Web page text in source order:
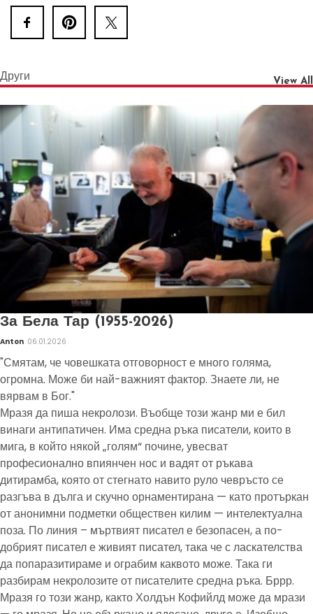
Други View All
За Бела Тар (1955-2026)
Anton 06.01.2026
"Смятам, че човешката отговорност е много голяма,
огромна. Може би най-важният фактор. Знаете ли, не
вярвам в Бог."
Мразя да пиша некролози. Въобще този жанр ми е бил
винаги антипатичен. Има средна ръка писатели, които в
мига, в който някой „голям“ почине, увесват
професионално впиянчен нос и вадят от ръкава
дитирамба, която от стегнато навито руло чевръсто се
разгъва в дълга и скучно орнаментирана — като протъркан
от анонимни подметки обществен килим — интелектуална
поза. По линия – мъртвият писател е безопасен, а по-
добрият писател е живият писател, така че с ласкателства
да попаразитираме и ограбим каквото може. Така ги
разбирам некролозите от писателите средна ръка. Бррр.
Мразя го този жанр, както Холдън Кофийлд може да мрази